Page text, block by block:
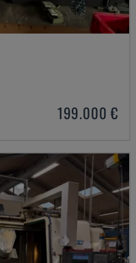
199.000 €